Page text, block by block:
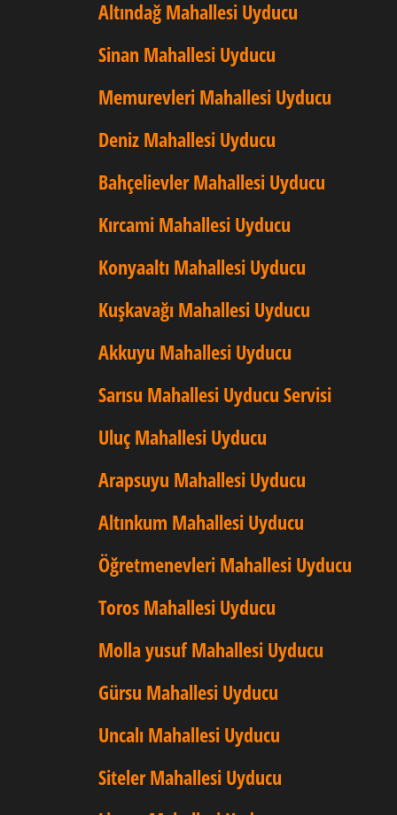
Altındağ Mahallesi Uyducu
Sinan Mahallesi Uyducu
Memurevleri Mahallesi Uyducu
Deniz Mahallesi Uyducu
Bahçelievler Mahallesi Uyducu
Kırcami Mahallesi Uyducu
Konyaaltı Mahallesi Uyducu
Kuşkavağı Mahallesi Uyducu
Akkuyu Mahallesi Uyducu
Sarısu Mahallesi Uyducu Servisi
Uluç Mahallesi Uyducu
Arapsuyu Mahallesi Uyducu
Altınkum Mahallesi Uyducu
Öğretmenevleri Mahallesi Uyducu
Toros Mahallesi Uyducu
Molla yusuf Mahallesi Uyducu
Gürsu Mahallesi Uyducu
Uncalı Mahallesi Uyducu
Siteler Mahallesi Uyducu